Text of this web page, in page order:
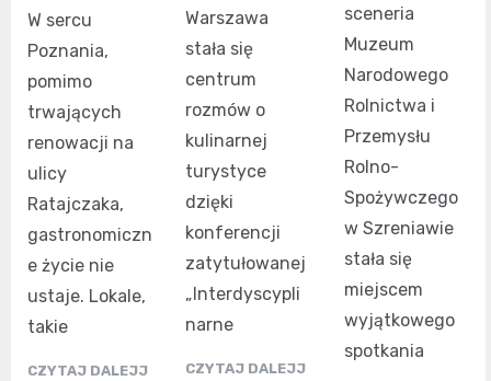
W sercu
Poznania,
pomimo
trwających
renowacji na
ulicy
Ratajczaka,
gastronomiczn
e życie nie
ustaje. Lokale,
takie
CZYTAJ DALEJJ
Warszawa
stała się
centrum
rozmów o
kulinarnej
turystyce
dzięki
konferencji
zatytułowanej
„Interdyscypli
narne
CZYTAJ DALEJJ
sceneria
Muzeum
Narodowego
Rolnictwa i
Przemysłu
Rolno-
Spożywczego
w Szreniawie
stała się
miejscem
wyjątkowego
spotkania